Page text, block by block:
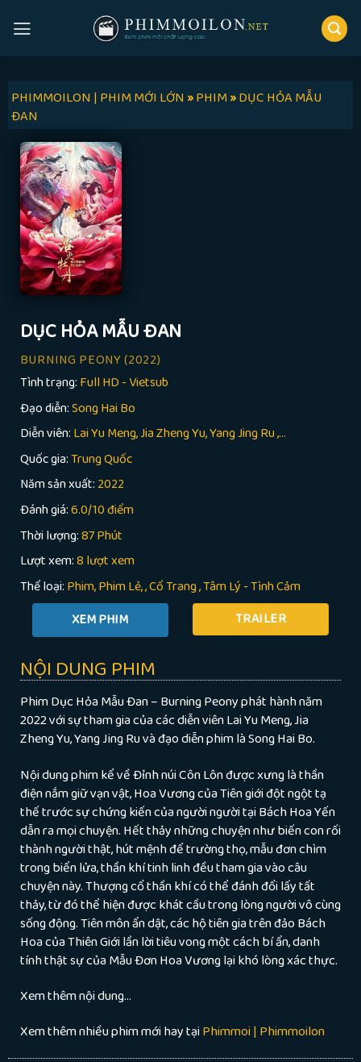
PHIMMOILON | PHIM MỚI LỚN»PHIM»DỤC HỎA MẪU
ĐAN
DỤC HỎA MẪU ĐAN
BURNING PEONY(2022)
Tình trạng: Full HD - Vietsub
Đạo diễn:Song Hai Bo
Diễn viên: Lai Yu Meng, Jia Zheng Yu, Yang Jing Ru ,...
Quốc gia:Trung Quốc
Năm sản xuất: 2022
Đánh giá:6.0/10 điểm
Thời lượng:87 Phút
Lượt xem:8 lượt xem
Thể loại: Phim Phim Lẻ ,Cổ Trang,Tâm Lý - Tình Cảm
TRAILER
NỘI DUNG PHIM
Phim Dục Hỏa Mẫu Đan – Burning Peony phát hành năm
2022 với sự tham gia của các diễn viên Lai Yu Meng, Jia
Zheng Yu, Yang Jing Ru và đạo diễn phim là Song Hai Bo.
Nội dung phim kể về Đỉnh núi Côn Lôn được xưng là thần
điện nắm giữ vạn vật, Hoa Vương của Tiên giới đột ngột tạ
thế trước sự chứng kiến của người người tại Bách Hoa Yến
dẫn ra mọi chuyện. Hết thảy những chuyện như biến con rối
thành người thật, hút mệnh để trường thọ, mẫu đơn chìm
trong biển lửa, thần khí tinh linh đều tham gia vào câu
chuyện này. Thượng cổ thần khí có thể đánh đổi lấy tất
thảy, từ đó thể hiện được khát cầu trong lòng người vô cùng
sống động. Tiên môn ẩn dật, các hộ tiên gia trên đảo Bách
Hoa của Thiên Giới lần lời tiêu vong một cách bí ẩn, danh
tính thật sự của Mẫu Đơn Hoa Vương lại khó lòng xác thực.
Xem thêm nội dung…
Xem thêm nhiều phim mới hay tạiPhimmoi | Phimmoilon